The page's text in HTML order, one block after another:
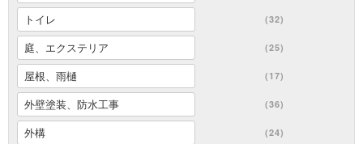
トイレ (32)
庭、エクステリア (25)
屋根、雨樋 (17)
外壁塗装、防水工事 (36)
外構 (24)